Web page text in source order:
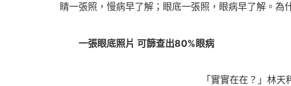
睛一張照，慢病早了解；眼底一張照，眼病早了解。
一張眼底照片 可篩查出80%眼病
「實實在在？」林